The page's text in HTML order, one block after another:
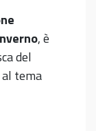
, è
del
tema